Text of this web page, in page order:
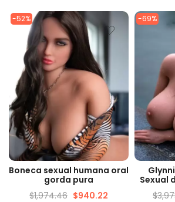
-52%
VISUALIZAÇÃO RÁPIDA
Boneca sexual humana oral
gorda pura
$1,974.46 $940.22
-69%
Sexual
$